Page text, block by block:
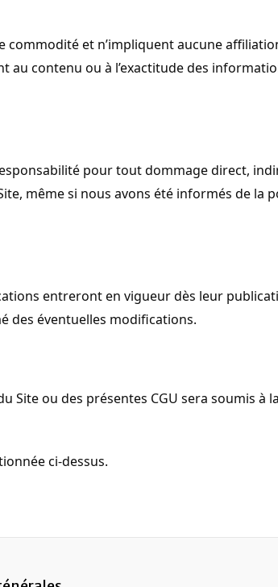
commodité et n’impliquent aucune
au contenu ou à l’exactitude des
pour tout dommage direct,
même si nous avons été informés de la
entreront en vigueur dès leur
des éventuelles modifications.
Site ou des présentes CGU sera soumis à
ci-dessus.